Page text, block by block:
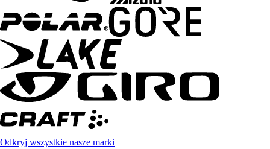
Odkryj wszystkie nasze marki